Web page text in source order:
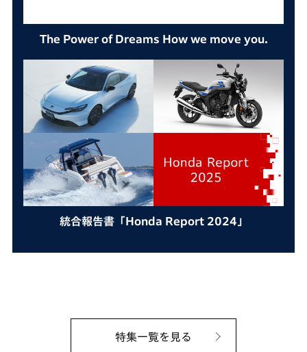
The Power of Dreams How we move you.
統合報告書「Honda Report 2024」
特集一覧を見る